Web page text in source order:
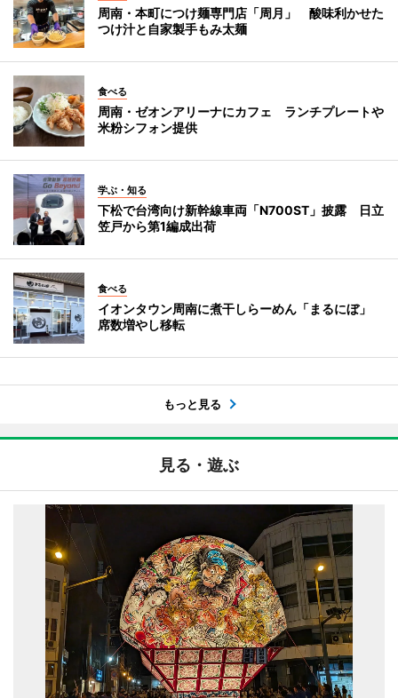
周南・本町につけ麺専門店「周月」 酸味利かせた
つけ汁と自家製手もみ太麺
食べる
周南・ゼオンアリーナにカフェ ランチプレートや
米粉シフォン提供
学ぶ・知る
下松で台湾向け新幹線車両「N700ST」披露 日立
笠戸から第1編成出荷
食べる
イオンタウン周南に煮干しらーめん「まるにぼ」
席数増やし移転
もっと見る
見る・遊ぶ